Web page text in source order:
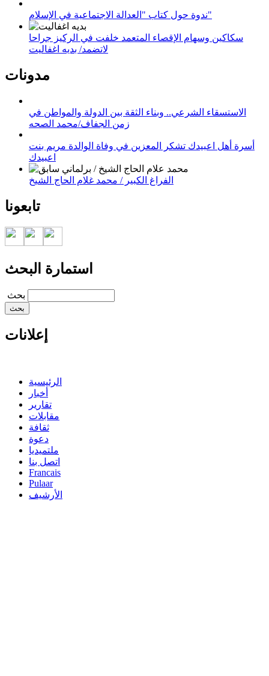
ندوة حول كتاب "العدالة الاجتماعية في الإسلام"
سكاكين وسهام الإقصاء المتعمد خلفت في الركيز جراحا
لاتضمد/ بديه اغفاليت
مدونات
الاستسقاء الشرعي.. وبناء الثقة بين الدولة والمواطن في
زمن الجفاف/محمد الصحه
أسرة أهل اعبيدك تشكر المعزين في وفاة الوالدة مريم بنت
اعبيدك
الفراغ الكبير / محمد غلام الحاج الشيخ
تابعونا
استمارة البحث
‏بحث ‏
إعلانات
الرئيسية
أخبار
تقارير
مقابلات
ثقافة
دعوة
ملتميديا
اتصل بنا
Francais
Pulaar
الأرشيف